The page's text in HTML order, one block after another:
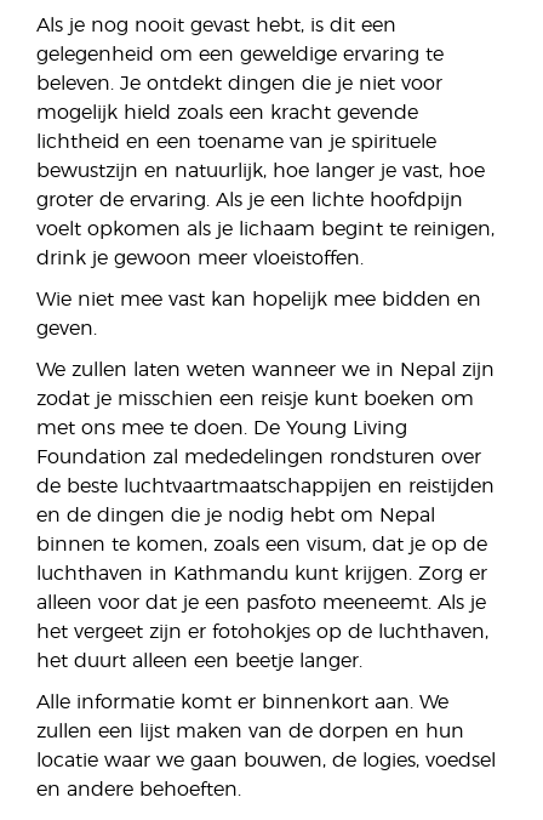
Als je nog nooit gevast hebt, is dit een
gelegenheid om een geweldige ervaring te
beleven. Je ontdekt dingen die je niet voor
mogelijk hield zoals een kracht gevende
lichtheid en een toename van je spirituele
bewustzijn en natuurlijk, hoe langer je vast, hoe
groter de ervaring. Als je een lichte hoofdpijn
voelt opkomen als je lichaam begint te reinigen,
drink je gewoon meer vloeistoffen.
Wie niet mee vast kan hopelijk mee bidden en
geven.
We zullen laten weten wanneer we in Nepal zijn
zodat je misschien een reisje kunt boeken om
met ons mee te doen. De Young Living
Foundation zal mededelingen rondsturen over
de beste luchtvaartmaatschappijen en reistijden
en de dingen die je nodig hebt om Nepal
binnen te komen, zoals een visum, dat je op de
luchthaven in Kathmandu kunt krijgen. Zorg er
alleen voor dat je een pasfoto meeneemt. Als je
het vergeet zijn er fotohokjes op de luchthaven,
het duurt alleen een beetje langer.
Alle informatie komt er binnenkort aan. We
zullen een lijst maken van de dorpen en hun
locatie waar we gaan bouwen, de logies, voedsel
en andere behoeften.